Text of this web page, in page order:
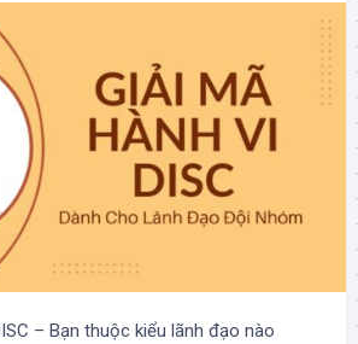
– Bạn thuộc kiểu lãnh đạo nào